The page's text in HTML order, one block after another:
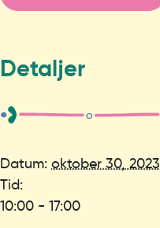
Detaljer
Datum: oktober 30, 2023
Tid:
10:00 - 17:00